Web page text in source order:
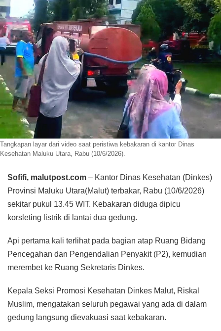
Tangkapan layar dari video saat peristiwa kebakaran di kantor Dinas
Kesehatan Maluku Utara, Rabu (10/6/2026).
Sofifi, malutpost.com – Kantor Dinas Kesehatan (Dinkes)
Provinsi Maluku Utara(Malut) terbakar, Rabu (10/6/2026)
sekitar pukul 13.45 WIT. Kebakaran diduga dipicu
korsleting listrik di lantai dua gedung.
Api pertama kali terlihat pada bagian atap Ruang Bidang
Pencegahan dan Pengendalian Penyakit (P2), kemudian
merembet ke Ruang Sekretaris Dinkes.
Kepala Seksi Promosi Kesehatan Dinkes Malut, Riskal
Muslim, mengatakan seluruh pegawai yang ada di dalam
gedung langsung dievakuasi saat kebakaran.